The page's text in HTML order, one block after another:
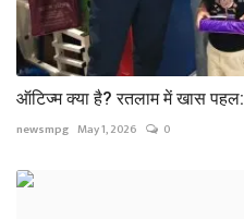
ऑटिज्म क्या है? रतलाम में खास पहल:
newsmpg May 1, 2026 0